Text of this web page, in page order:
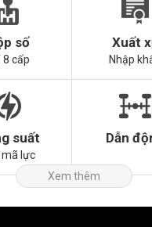
số
8 cấp
Xuất
Nhập
suất
mã lực
Dẫn
Xem thêm